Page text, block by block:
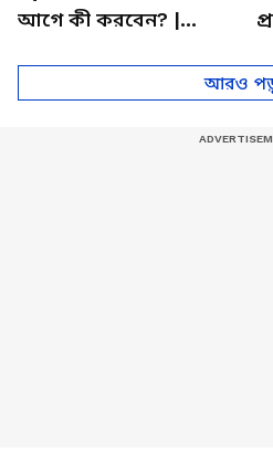
আগে কী করবেন? |
আরও